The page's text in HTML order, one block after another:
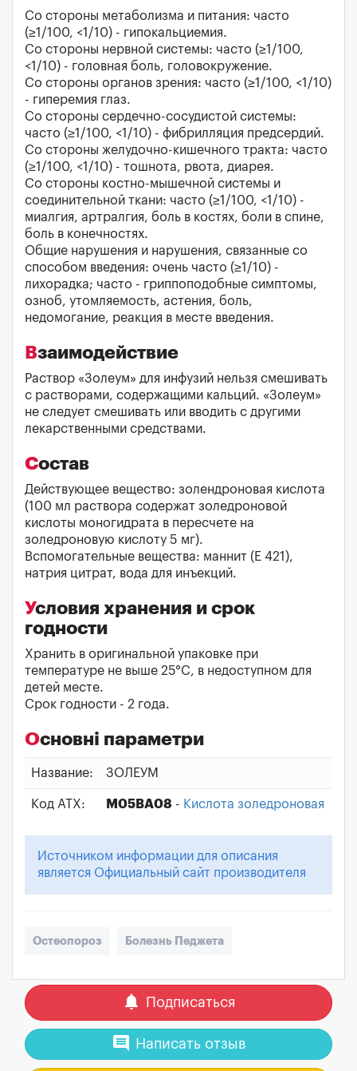
Со стороны метаболизма и питания: часто
(≥1/100, <1/10) - гипокальциемия.
Со стороны нервной системы: часто (≥1/100,
<1/10) - головная боль, головокружение.
Со стороны органов зрения: часто (≥1/100, <1/10)
- гиперемия глаз.
Со стороны сердечно-сосудистой системы:
часто (≥1/100, <1/10) - фибрилляция предсердий.
Со стороны желудочно-кишечного тракта: часто
(≥1/100, <1/10) - тошнота, рвота, диарея.
Со стороны костно-мышечной системы и
соединительной ткани: часто (≥1/100, <1/10) -
миалгия, артралгия, боль в костях, боли в спине,
боль в конечностях.
Общие нарушения и нарушения, связанные со
способом введения: очень часто (≥1/10) -
лихорадка; часто - гриппоподобные симптомы,
озноб, утомляемость, астения, боль,
недомогание, реакция в месте введения.
Взаимодействие
Раствор «Золеум» для инфузий нельзя смешивать
с растворами, содержащими кальций. «Золеум»
не следует смешивать или вводить с другими
лекарственными средствами.
Состав
Действующее вещество: золендроновая кислота
(100 мл раствора содержат золедроновой
кислоты моногидрата в пересчете на
золедроновую кислоту 5 мг).
Вспомогательные вещества: маннит (Е 421),
натрия цитрат, вода для инъекций.
Условия хранения и срок
годности
Хранить в оригинальной упаковке при
температуре не выше 25°С, в недоступном для
детей месте.
Срок годности - 2 года.
Основні параметри
Название: ЗОЛЕУМ
Код АТХ: M05BA08 - Кислота золедроновая
Источником информации для описания
является Официальный сайт производителя
Остеопороз Болезнь Педжета
notifications Подписаться
comment Написать отзыв